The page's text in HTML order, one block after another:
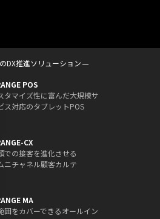
DX推進ソリューション
POS
タマイズ性に富んだ大規模サ
ス対応のタブレットPOS
CX
での接客を進化させる
ニチャネル顧客カルテ
MA
囲をカバーできるオールイン